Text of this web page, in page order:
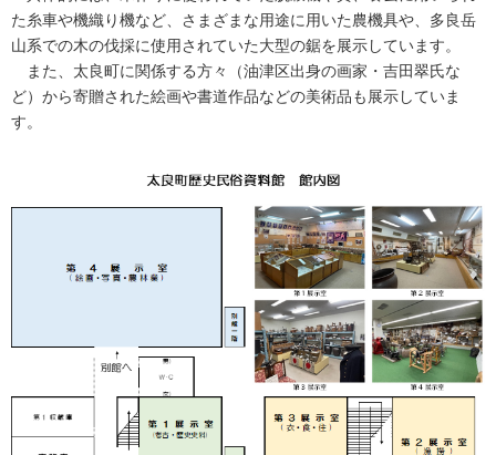
た糸車や機織り機など、さまざまな用途に用いた農機具や、多良岳
山系での木の伐採に使用されていた大型の鋸を展示しています。
また、太良町に関係する方々（油津区出身の画家・吉田翠氏な
ど）から寄贈された絵画や書道作品などの美術品も展示していま
す。